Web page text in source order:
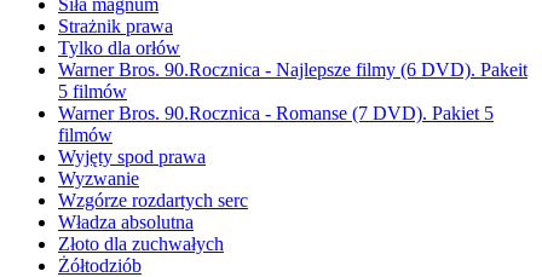
Siła magnum
Strażnik prawa
Tylko dla orłów
Warner Bros. 90.Rocznica - Najlepsze filmy (6 DVD). Pakeit
5 filmów
Warner Bros. 90.Rocznica - Romanse (7 DVD). Pakiet 5
filmów
Wyjęty spod prawa
Wyzwanie
Wzgórze rozdartych serc
Władza absolutna
Złoto dla zuchwałych
Żółtodziób